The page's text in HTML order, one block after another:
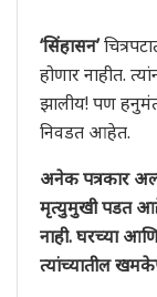
‘सिंहासन’
होणार नाहीत.
झालीय! पण
निवडत आहेत.
अनेक पत्रकार
मृत्युमुखी पडत
नाही. घरच्या
त्यांच्यातील